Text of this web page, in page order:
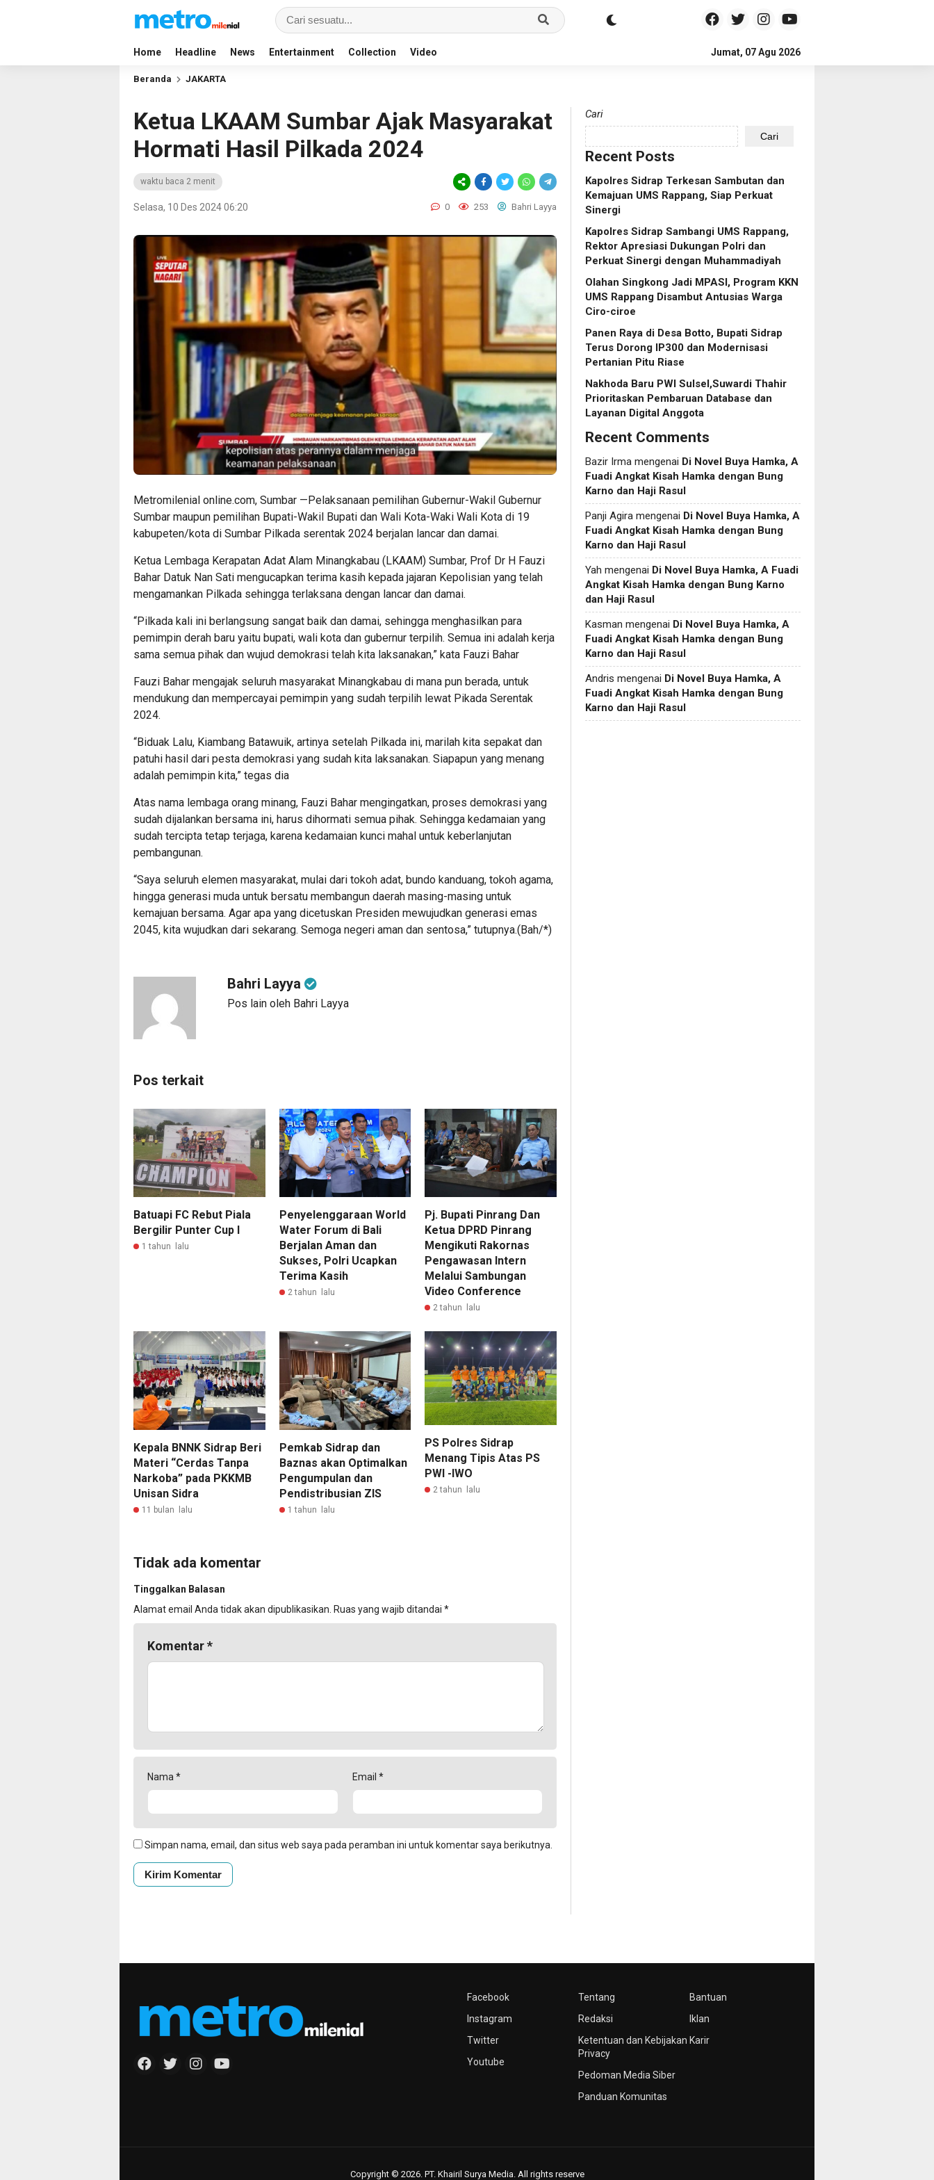
Home Headline News Entertainment Collection Video Jumat, 07 Agu 2026
Beranda JAKARTA
Ketua LKAAM Sumbar Ajak Masyarakat
Hormati Hasil Pilkada 2024
waktu baca 2 menit
Selasa, 10 Des 2024 06:20 0 253 Bahri Layya
Metromilenial online.com, Sumbar —Pelaksanaan pemilihan Gubernur-Wakil Gubernur
Sumbar maupun pemilihan Bupati-Wakil Bupati dan Wali Kota-Waki Wali Kota di 19
kabupeten/kota di Sumbar Pilkada serentak 2024 berjalan lancar dan damai.
Ketua Lembaga Kerapatan Adat Alam Minangkabau (LKAAM) Sumbar, Prof Dr H Fauzi
Bahar Datuk Nan Sati mengucapkan terima kasih kepada jajaran Kepolisian yang telah
mengamankan Pilkada sehingga terlaksana dengan lancar dan damai.
“Pilkada kali ini berlangsung sangat baik dan damai, sehingga menghasilkan para
pemimpin derah baru yaitu bupati, wali kota dan gubernur terpilih. Semua ini adalah kerja
sama semua pihak dan wujud demokrasi telah kita laksanakan,” kata Fauzi Bahar
Fauzi Bahar mengajak seluruh masyarakat Minangkabau di mana pun berada, untuk
mendukung dan mempercayai pemimpin yang sudah terpilih lewat Pikada Serentak
2024.
“Biduak Lalu, Kiambang Batawuik, artinya setelah Pilkada ini, marilah kita sepakat dan
patuhi hasil dari pesta demokrasi yang sudah kita laksanakan. Siapapun yang menang
adalah pemimpin kita,” tegas dia
Atas nama lembaga orang minang, Fauzi Bahar mengingatkan, proses demokrasi yang
sudah dijalankan bersama ini, harus dihormati semua pihak. Sehingga kedamaian yang
sudah tercipta tetap terjaga, karena kedamaian kunci mahal untuk keberlanjutan
pembangunan.
“Saya seluruh elemen masyarakat, mulai dari tokoh adat, bundo kanduang, tokoh agama,
hingga generasi muda untuk bersatu membangun daerah masing-masing untuk
kemajuan bersama. Agar apa yang dicetuskan Presiden mewujudkan generasi emas
2045, kita wujudkan dari sekarang. Semoga negeri aman dan sentosa,” tutupnya.(Bah/*)
Bahri Layya
Pos lain oleh Bahri Layya
Pos terkait
Batuapi FC Rebut Piala
Bergilir Punter Cup I
1 tahun lalu
Penyelenggaraan World
Water Forum di Bali
Berjalan Aman dan
Sukses, Polri Ucapkan
Terima Kasih
2 tahun lalu
Pj. Bupati Pinrang Dan
Ketua DPRD Pinrang
Mengikuti Rakornas
Pengawasan Intern
Melalui Sambungan
Video Conference
2 tahun lalu
Kepala BNNK Sidrap Beri
Materi “Cerdas Tanpa
Narkoba” pada PKKMB
Unisan Sidra
11 bulan lalu
Pemkab Sidrap dan
Baznas akan Optimalkan
Pengumpulan dan
Pendistribusian ZIS
1 tahun lalu
PS Polres Sidrap
Menang Tipis Atas PS
PWI -IWO
2 tahun lalu
Tidak ada komentar
Tinggalkan Balasan
Alamat email Anda tidak akan dipublikasikan. Ruas yang wajib ditandai *
Komentar*
Nama * Email *
Simpan nama, email, dan situs web saya pada peramban ini untuk komentar saya berikutnya.
Cari
Cari
Recent Posts
Kapolres Sidrap Terkesan Sambutan dan
Kemajuan UMS Rappang, Siap Perkuat
Sinergi
Kapolres Sidrap Sambangi UMS Rappang,
Rektor Apresiasi Dukungan Polri dan
Perkuat Sinergi dengan Muhammadiyah
Olahan Singkong Jadi MPASI, Program KKN
UMS Rappang Disambut Antusias Warga
Ciro-ciroe
Panen Raya di Desa Botto, Bupati Sidrap
Terus Dorong IP300 dan Modernisasi
Pertanian Pitu Riase
Nakhoda Baru PWI Sulsel,Suwardi Thahir
Prioritaskan Pembaruan Database dan
Layanan Digital Anggota
Recent Comments
Bazir Irma mengenai Di Novel Buya Hamka, A
Fuadi Angkat Kisah Hamka dengan Bung
Karno dan Haji Rasul
Panji Agira mengenai Di Novel Buya Hamka, A
Fuadi Angkat Kisah Hamka dengan Bung
Karno dan Haji Rasul
Yah mengenai Di Novel Buya Hamka, A Fuadi
Angkat Kisah Hamka dengan Bung Karno
dan Haji Rasul
Kasman mengenai Di Novel Buya Hamka, A
Fuadi Angkat Kisah Hamka dengan Bung
Karno dan Haji Rasul
Andris mengenai Di Novel Buya Hamka, A
Fuadi Angkat Kisah Hamka dengan Bung
Karno dan Haji Rasul
Facebook
Instagram
Twitter
Youtube
Tentang
Redaksi
Ketentuan dan Kebijakan
Privacy
Pedoman Media Siber
Panduan Komunitas
Bantuan
Iklan
Karir
Copyright © 2026. PT. Khairil Surya Media. All rights reserve